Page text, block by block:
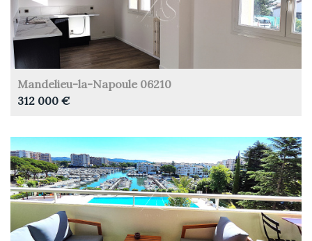
Mandelieu-la-Napoule 06210
312 000 €